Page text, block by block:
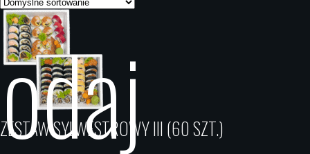
ZESTAW SYLWESTROWY III (60 SZT.)